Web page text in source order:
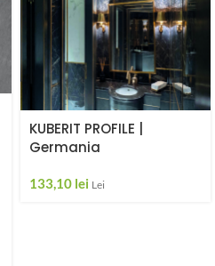
KUBERIT PROFILE |
Germania
133,10 lei Lei